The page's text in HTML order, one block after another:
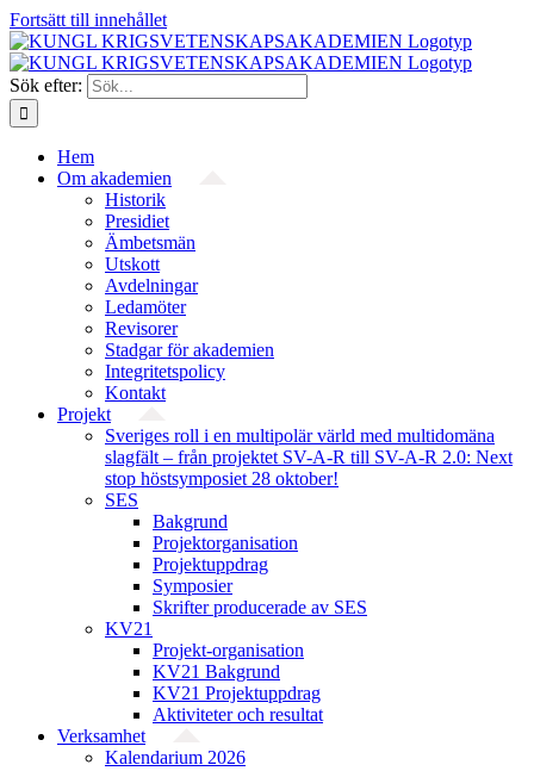
Fortsätt till innehållet
Sök efter:
Hem
Om akademien
Historik
Presidiet
Ämbetsmän
Utskott
Avdelningar
Ledamöter
Revisorer
Stadgar för akademien
Integritetspolicy
Kontakt
Projekt
Sveriges roll i en multipolär värld med multidomäna
slagfält – från projektet SV-A-R till SV-A-R 2.0: Next
stop höstsymposiet 28 oktober!
SES
Bakgrund
Projekt­organisation
Projektuppdrag
Symposier
Skrifter producerade av SES
KV21
Projekt-organisation
KV21 Bakgrund
KV21 Projektuppdrag
Aktiviteter och resultat
Verksamhet
Kalendarium 2026